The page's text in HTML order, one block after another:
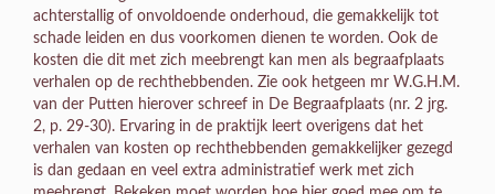
achterstallig of onvoldoende onderhoud, die gemakkelijk tot
schade leiden en dus voorkomen dienen te worden. Ook de
kosten die dit met zich meebrengt kan men als begraafplaats
verhalen op de rechthebbenden. Zie ook hetgeen mr W.G.H.M.
van der Putten hierover schreef in De Begraafplaats (nr. 2 jrg.
2, p. 29-30). Ervaring in de praktijk leert overigens dat het
verhalen van kosten op rechthebbenden gemakkelijker gezegd
is dan gedaan en veel extra administratief werk met zich